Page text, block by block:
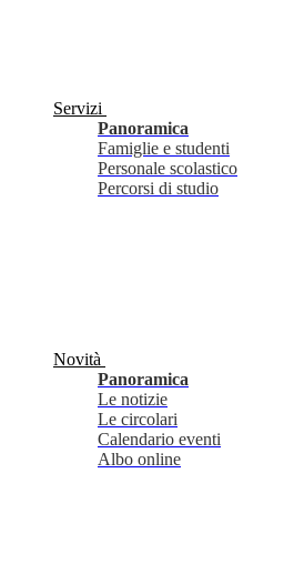
Servizi
Panoramica
Famiglie e studenti
Personale scolastico
Percorsi di studio
Novità
Panoramica
Le notizie
Le circolari
Calendario eventi
Albo online